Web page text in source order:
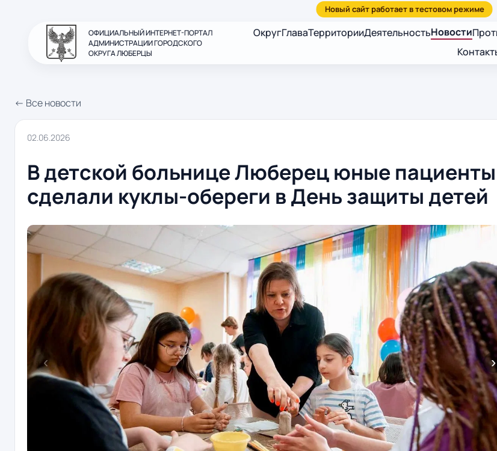
ОФИЦИАЛЬНЫЙ ИНТЕРНЕТ-ПОРТАЛ
АДМИНИСТРАЦИИ ГОРОДСКОГО
ОКРУГА ЛЮБЕРЦЫ
ОкругГлаваТерриторииДеятельностьНовости
← Все новости
02.06.2026
В детской больнице Люберец юные пациенты
сделали куклы-обереги в День защиты детей